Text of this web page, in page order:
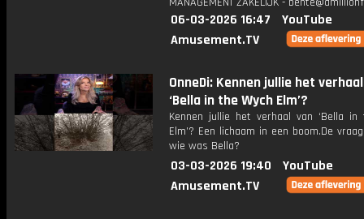
06-03-2026 16:47
YouTube
Amusement.TV
OnneDi: Kennen jullie het
‘Bella in the Wych Elm’?
Kennen jullie het verhaal van ‘Bella in
Elm’? Een lichaam in een boom.De
wie was Bella?
03-03-2026 19:40
YouTube
Amusement.TV